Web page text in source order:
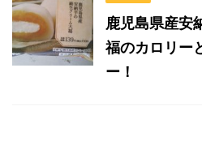
鹿児島県産安
福のカロリー
ー！